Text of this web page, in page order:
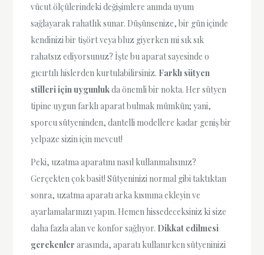
vücut ölçülerindeki değişimlere anında uyum
sağlayarak rahatlık sunar. Düşünsenize, bir gün içinde
kendinizi bir tişört veya bluz giyerken mi sık sık
rahatsız ediyorsunuz? İşte bu aparat sayesinde o
gıcırtılı hislerden kurtulabilirsiniz. Farklı sütyen
stilleri için uygunlukda önemli bir nokta. Her sütyen
tipine uygun farklı aparat bulmak mümkün; yani,
sporcu sütyeninden, dantelli modellere kadar geniş bir
yelpaze sizin için mevcut!
Peki, uzatma aparatını nasıl kullanmalısınız?
Gerçekten çok basit! Sütyeninizi normal gibi taktıktan
sonra, uzatma aparatı arka kısmına ekleyin ve
ayarlamalarınızı yapın. Hemen hissedeceksiniz ki size
daha fazla alan ve konfor sağlıyor. Dikkat edilmesi
gerekenler arasında, aparatı kullanırken sütyeninizi